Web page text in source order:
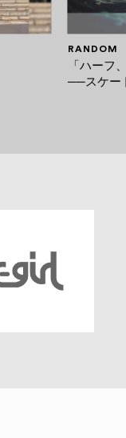
RANDOM
「ハーフ
──スケー